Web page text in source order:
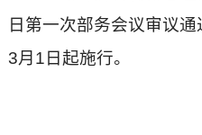
日第一次部务会议审议
3月1日起施行。